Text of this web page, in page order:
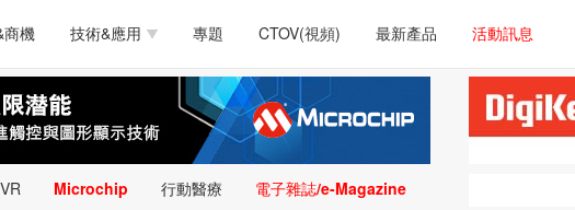
醫療電子
安防監控
商機 技術&應用
電源技術
醫療電子 通訊&網路
類比技術 LED/照明技術 微處理器/微控制器
專題 CTOV(視頻) 最新產品 活動訊息
醫療電子
安防監控
醫療電子 通訊&網路 介面技術
類比技術 LED/照明技術 微處理器/微控制器
嵌入技術 感測技術 量測儀器
Microchip 行動醫療 電子雜誌/e-Magazine